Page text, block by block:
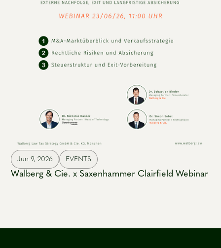
Jun 9, 2026 EVENTS
Walberg & Cie. x Saxenhammer Clairfield Webinar